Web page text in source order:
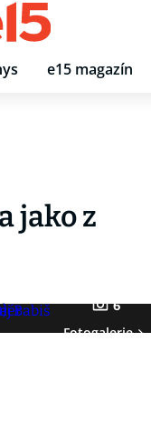
e15 magazín
jako z
6
Fotogalerie